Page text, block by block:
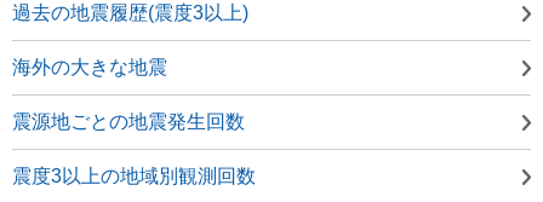
過去の地震履歴(震度3以上)
海外の大きな地震
震源地ごとの地震発生回数
震度3以上の地域別観測回数